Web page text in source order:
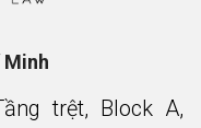
Minh
trệt, Block A,